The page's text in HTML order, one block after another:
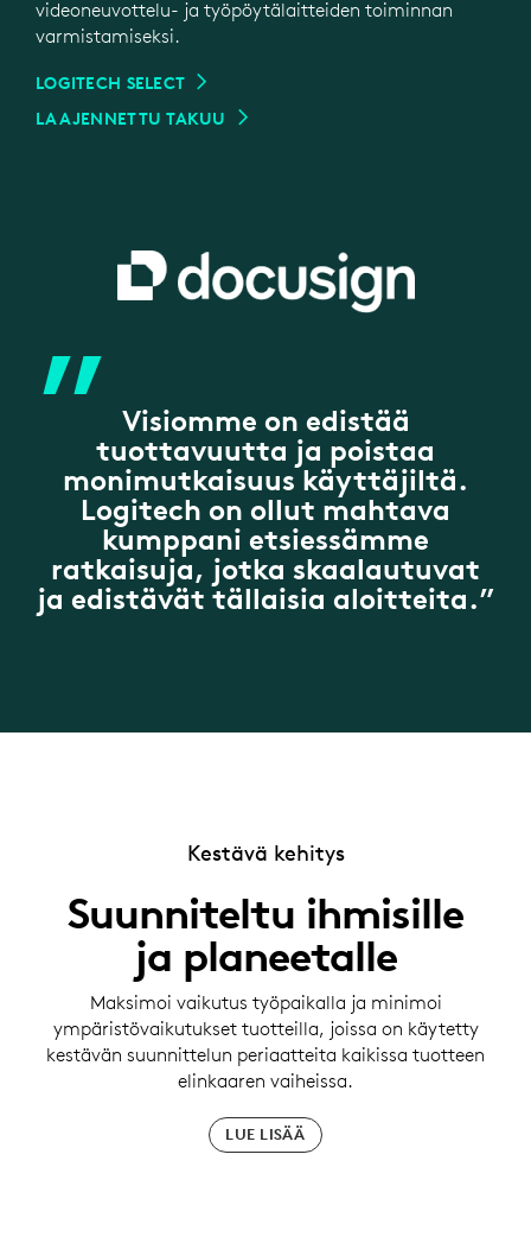
videoneuvottelu- ja työpöytälaitteiden toiminnan
varmistamiseksi.
LOGITECH SELECT
LAAJENNETTU TAKUU
” Visiomme on edistää
tuottavuutta ja poistaa
monimutkaisuus käyttäjiltä.
Logitech on ollut mahtava
kumppani etsiessämme
ratkaisuja, jotka skaalautuvat
ja edistävät tällaisia aloitteita.”
Kestävä kehitys
Suunniteltu ihmisille
ja planeetalle
Maksimoi vaikutus työpaikalla ja minimoi
ympäristövaikutukset tuotteilla, joissa on käytetty
kestävän suunnittelun periaatteita kaikissa tuotteen
elinkaaren vaiheissa.
LUE LISÄÄ